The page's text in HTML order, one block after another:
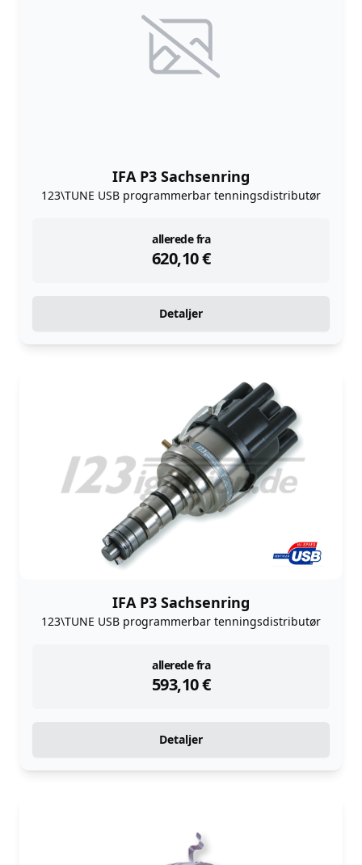
IFA P3 Sachsenring
123\TUNE USB programmerbar tenningsdistributør
allerede fra
620,10€
instock
Detaljer
IFA P3 Sachsenring
123\TUNE USB programmerbar tenningsdistributør
allerede fra
593,10€
instock
Detaljer